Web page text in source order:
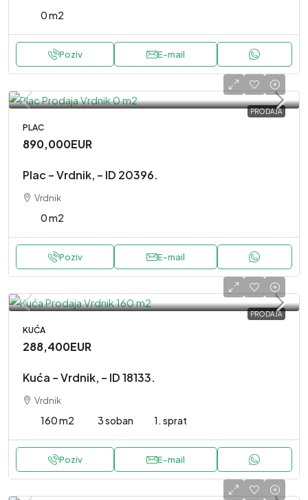
0 m2
Poziv E-mail
PRODAJA
PLAC
890,000EUR
Plac – Vrdnik, – ID 20396.
Vrdnik
0 m2
Poziv E-mail
PRODAJA
KUĆA
288,400EUR
Kuća – Vrdnik, – ID 18133.
Vrdnik
160 m2 3 soban 1. sprat
Poziv E-mail